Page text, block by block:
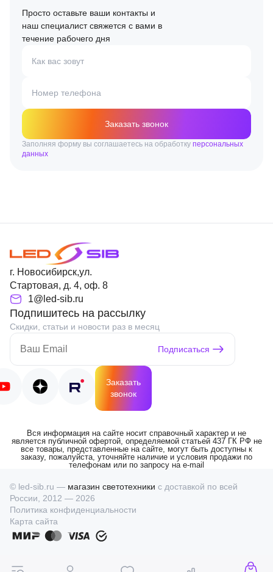
Просто оставьте ваши контакты и
наш специалист свяжется с вами в
течение рабочего дня
Как вас зовут
Номер телефона
Заказать звонок
Заполняя форму вы соглашаетесь на обработку персональных
данных
г. Новосибирск,ул.
Стартовая, д. 4, оф. 8
1@led-sib.ru
Подпишитесь на рассылку
Скидки, статьи и новости раз в месяц
Подписаться
Заказать
звонок
Вся информация на сайте носит справочный характер и не
является публичной офертой, определяемой статьей 437 ГК РФ не
все товары, представленные на сайте, могут быть доступны к
заказу, пожалуйста, уточняйте наличие и условия продажи по
телефонам или по запросу на e-mail
© led-sib.ru — магазин светотехники с доставкой по всей
России, 2012 — 2026
Политика конфиденциальности
Карта сайта